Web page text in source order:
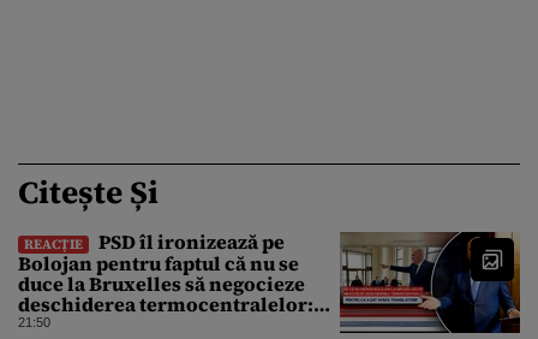
Citește Și
REACȚIE
PSD îl ironizează pe
Bolojan pentru faptul că nu se
duce la Bruxelles să negocieze
deschiderea termocentralelor:
„Pentru că a dat afară
21:50